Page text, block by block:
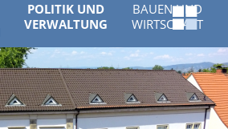
POLITIK UND
VERWALTUNG
BAUEN UND
WIRTSCHAFT
Menü
öffnen